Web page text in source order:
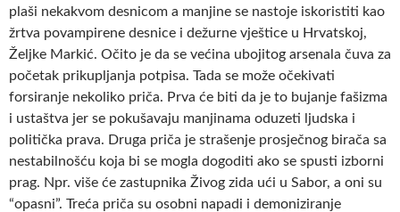
plaši nekakvom desnicom a manjine se nastoje iskoristiti kao
žrtva povampirene desnice i dežurne vještice u Hrvatskoj,
Željke Markić. Očito je da se većina ubojitog arsenala čuva za
početak prikupljanja potpisa. Tada se može očekivati
forsiranje nekoliko priča. Prva će biti da je to bujanje fašizma
i ustaštva jer se pokušavaju manjinama oduzeti ljudska i
politička prava. Druga priča je strašenje prosječnog birača sa
nestabilnošću koja bi se mogla dogoditi ako se spusti izborni
prag. Npr. više će zastupnika Živog zida ući u Sabor, a oni su
“opasni”. Treća priča su osobni napadi i demoniziranje